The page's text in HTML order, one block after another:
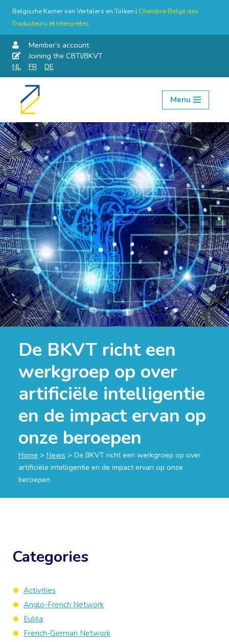
Belgische Kamer van Vertalers en Tolken | Chambre Belge des
Traducteurs et Interprètes
Member’s account
Joining the CBTI/BKVT
NL
FR DE
Skip
content
Menu
De BKVT richt een
werkgroep op over
artificiële intelligentie
en de impact ervan op
onze beroepen
Home > News > De BKVT richt een werkgroep op over
artificiële intelligentie en de impact ervan op onze
beroepen
Categories
Activities
Anglo-French Network
Eulita
French-German Network